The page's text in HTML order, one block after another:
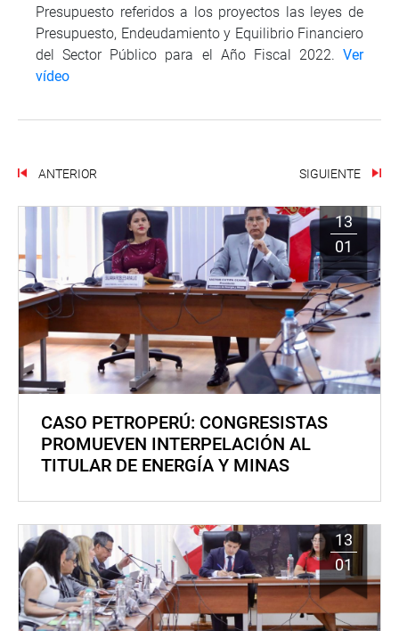
Presupuesto referidos a los proyectos las leyes de
Presupuesto, Endeudamiento y Equilibrio Financiero
del Sector Público para el Año Fiscal 2022. Ver
vídeo
ANTERIOR SIGUIENTE
13
01
CASO PETROPERÚ: CONGRESISTAS
PROMUEVEN INTERPELACIÓN AL
TITULAR DE ENERGÍA Y MINAS
13
01